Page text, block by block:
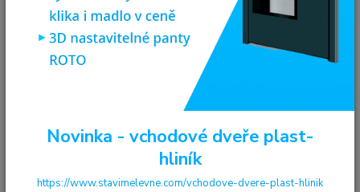
SOFT interiérové dveře Nova H2,
masivní dub
Novinka - vchodové dveře plast-
hliník
https://www.stavimelevne.com/vchodove-dvere-plast-hlinik